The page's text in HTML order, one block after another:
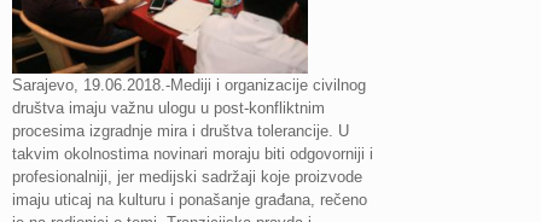
Sarajevo, 19.06.2018.-Mediji i organizacije civilnog
društva imaju važnu ulogu u post-konfliktnim
procesima izgradnje mira i društva tolerancije. U
takvim okolnostima novinari moraju biti odgovorniji i
profesionalniji, jer medijski sadržaji koje proizvode
imaju uticaj na kulturu i ponašanje građana, rečeno